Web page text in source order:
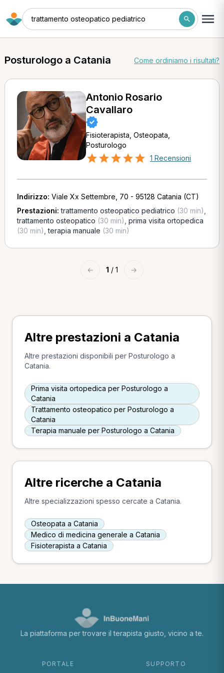
trattamento osteopatico pediatrico
Posturologo a Catania Come ordiniamo i risultati?
Antonio Rosario
Cavallaro
Fisioterapista, Osteopata,
Posturologo
1 Recensioni
Indirizzo: Viale Xx Settembre, 70 - 95128 Catania (CT)
Prestazioni:trattamento osteopatico pediatrico (30 min)
trattamento osteopatico (30 min) prima visita ortopedica
(30 min) ,terapia manuale (30 min)
← 1 / 1 →
Altre prestazioni a Catania
Altre prestazioni disponibili per Posturologo a
Catania.
Prima visita ortopedica per Posturologo a
Catania
Trattamento osteopatico per Posturologo a
Catania
Terapia manuale per Posturologo a Catania
Altre ricerche a Catania
Altre specializzazioni spesso cercate a Catania.
Osteopata a Catania
Medico di medicina generale a Catania
Fisioterapista a Catania
La piattaforma per trovare il terapista giusto, vicino a te.
PORTALE SUPPORTO